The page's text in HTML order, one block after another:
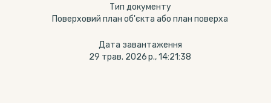
Тип документу
Поверховий план об'єкта або план поверха
Дата завантаження
29 трав. 2026 р., 14:21:38